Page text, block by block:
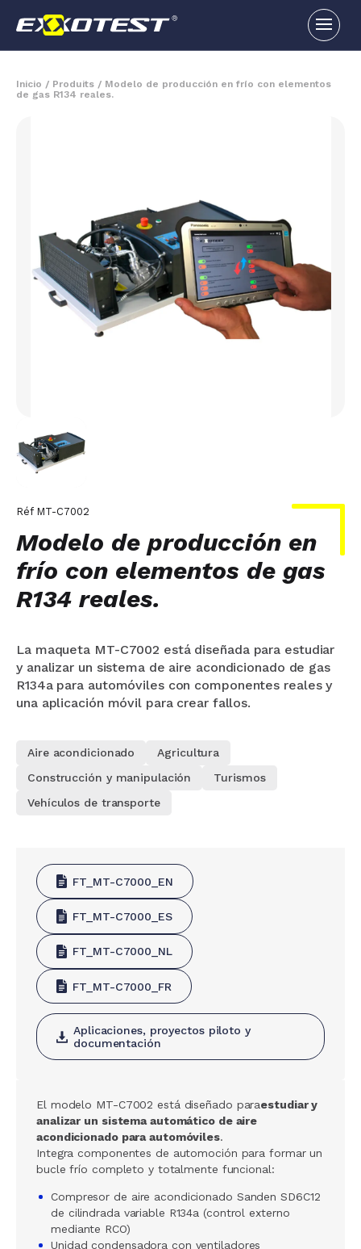
Inicio / Produits / Modelo de producción en frío con elementos
de gas R134 reales.
Réf MT-C7002
Modelo de producción en
frío con elementos de gas
R134 reales.
La maqueta MT-C7002 está diseñada para estudiar
y analizar un sistema de aire acondicionado de gas
R134a para automóviles con componentes reales y
una aplicación móvil para crear fallos.
Aire acondicionado
Agricultura
Construcción y manipulación
Turismos
Vehículos de transporte
FT_MT-C7000_EN
FT_MT-C7000_ES
FT_MT-C7000_NL
FT_MT-C7000_FR
Aplicaciones, proyectos piloto y
documentación
El modelo MT-C7002 está diseñado paraestudiar y
analizar un sistema automático de aire
acondicionado para automóviles.
Integra componentes de automoción para formar un
bucle frío completo y totalmente funcional:
Compresor de aire acondicionado Sanden SD6C12
de cilindrada variable R134a (control externo
mediante RCO)
Unidad condensadora con ventiladores